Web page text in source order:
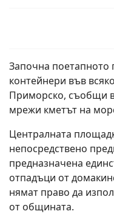
Започна поетапното
контейнери във
Приморско, съобщи
мрежи кметът на
Централната
непосредствено
предназначена
отпадъци от
нямат право да
от общината.